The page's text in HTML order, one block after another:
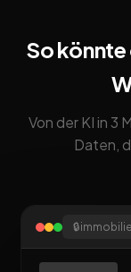
So
Von der KI in 3
Daten,
🔒